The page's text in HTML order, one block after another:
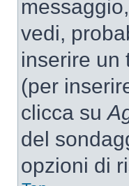
vedi,
inserire un
(per
clicca su
del
opzioni di